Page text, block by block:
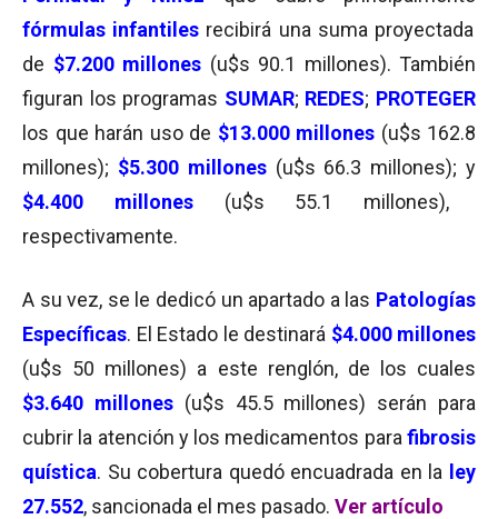
fórmulas infantiles recibirá una suma proyectada
de $7.200 millones (u$s 90.1 millones). También
figuran los programas SUMAR; REDES; PROTEGER
los que harán uso de $13.000 millones (u$s 162.8
millones); $5.300 millones(u$s 66.3 millones); y
$4.400 millones(u$s 55.1 millones),
respectivamente.
A su vez, se le dedicó un apartado a las Patologías
Específicas. El Estado le destinará $4.000 millones
(u$s 50 millones) a este renglón, de los cuales
$3.640 millones(u$s 45.5 millones) serán para
cubrir la atención y los medicamentos para fibrosis
quística. Su cobertura quedó encuadrada en la
ley
27.552, sancionada el mes pasado. Ver artículo